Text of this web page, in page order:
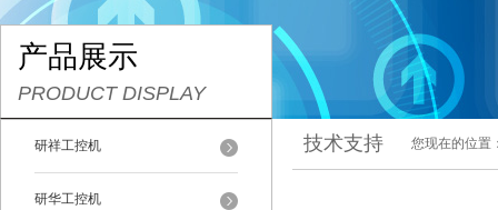
产品展示
PRODUCT DISPLAY
研祥工控机
研华工控机
技术支持 您现在的位置